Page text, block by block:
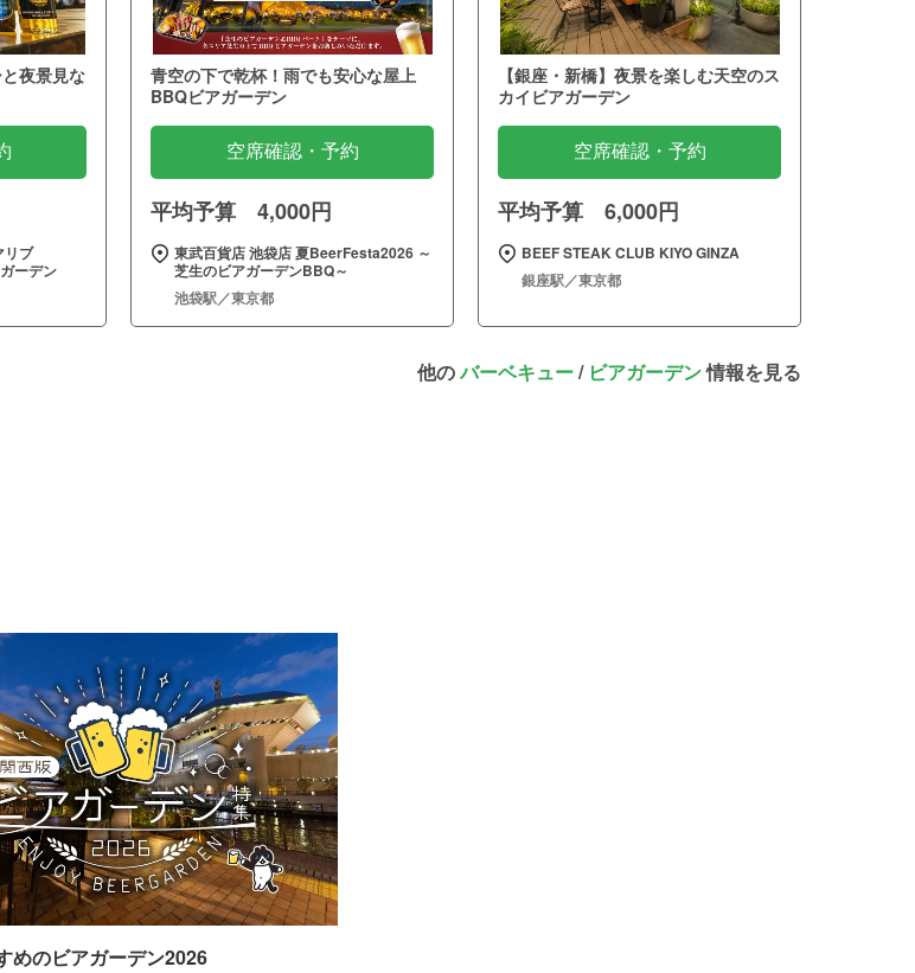
夜景見な
リブ
ーデン
青空の下で乾杯！雨でも安心な屋上
BBQビアガーデン
空席確認・予約
平均予算 4,000円
東武百貨店 池袋店 夏BeerFesta2026 ～
芝生のビアガーデンBBQ～
池袋駅／東京都
【銀座・新橋】夜景を楽しむ天空のス
カイビアガーデン
空席確認・予約
平均予算 6,000円
BEEF STEAK CLUB KIYO GINZA
銀座駅／東京都
他のバーベキュー/ ビアガーデン情報を見る
めのビアガーデン2026